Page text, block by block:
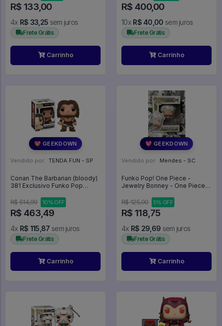
R$ 133,00
4x R$ 33,25 sem juros
Frete Grátis
Carrinho
R$ 400,00
10x R$ 40,00 sem juros
Frete Grátis
Carrinho
💖 GEEKDOWN
Vendido por: TENDA FUN - SP
Conan The Barbarian (bloody)
381 Exclusivo Funko Pop
#381 - Funko Pop - #381 -
FUNKO POP #381
R$ 514,99 10% OFF
R$ 463,49
4x R$ 115,87 sem juros
Frete Grátis
Carrinho
💖 GEEKDOWN
Vendido por: Mendes - SC
Funko Pop! One Piece -
Jewelry Bonney - One Piece
R$ 125,00
5% OFF
R$ 118,75
4x R$ 29,69 sem juros
Frete Grátis
Carrinho